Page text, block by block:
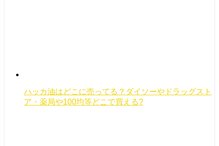
ハッカ油はどこに売ってる？ダイソーやドラッグスト
ア・薬局や100均等どこで買える?